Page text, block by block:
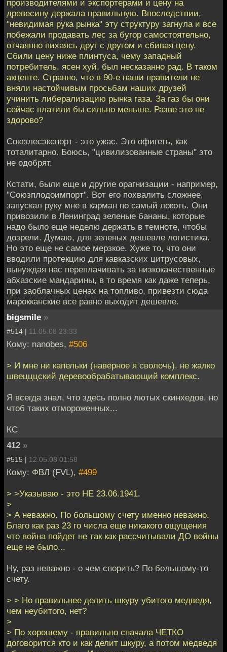
производителями и экспортерами и цену на
древесину держала правильную. Впоследствии,
"невидимая рука рынка" эту структуру загнула и все
побежали продавать лес за бугор самостоятельно,
отчаянно пихаясь друг с другом и сбивая цену.
Сбили цену ниже плинтуса, чему западный
потребитель, ясен хуй, был несказанно рад. В таком
акцепте. Странно, что в 90-е наши правители не
вняли настойчивым просьбам наших друзей
учинить либерализацию рынка газа. За газ бы они
сейчас платили бы сильно меньше. Разве это не
здорово?
Союзлесэкспорт - это ужас. Это офигеть, как
тоталитарно. Боюсь, "цивилизованные страны" это
не одобрят.
Кстати, были еще и другие орагнизации - например,
"Союзплодоимпорт". Вот его похвалить сложнее,
запускал руку мне в карман по самый локоть. Они
привозили в Ленинград зеленые бананы, которые
надо было еще неделю держать в темноте, чтобы
дозрели. Думаю, для зеленых дешевле логистика.
Но это еще не самое мерзкое. Хуже то, что они
вводили протекцию для кавказских цитрусовых,
вынуждая нас переплачивать за низкокачественные
абхазские мандарины, в то время как даже теперь,
при заоблачных ценах на топливо, привезти сюда
марокканские все равно выходит дешевле.
bigsmile »
#514 | 11.05.08 23:33
Кому: nanobes, #506
> И мне ни капельки (наверное я сволочь), не жалко
швецццский деревообрабатывающий комплекс.
Я всегда знал, что здесь полно лютых скинхедов, но
чтоб таких отмороженных...
КС
412 »
#515 | 12.05.08 01:58
Кому: ФВЛ (FVL), #499
> >Указываю - это НЕ 23.06.1941.
>
> А неважно. По большому счету именно неважно.
Благо как раз 23 го числа еще никакого ощущения
что война пойдет не так как рассчитывали ДО войны
еще не было...
Ну, раз неважно - о чем спорить? По большому-то
счету.
> > Но правильнее делить шкуру убитого медведя,
чем неубитого, нет?
>
> По хорошему - правильно сначала ЧЕТКО
договорится кто и как делит шкуру, а потом медведя